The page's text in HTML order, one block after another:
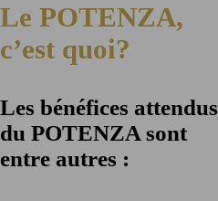
Le POTENZA,
c’est quoi?
Les bénéfices attendus
du POTENZA sont
entre autres :